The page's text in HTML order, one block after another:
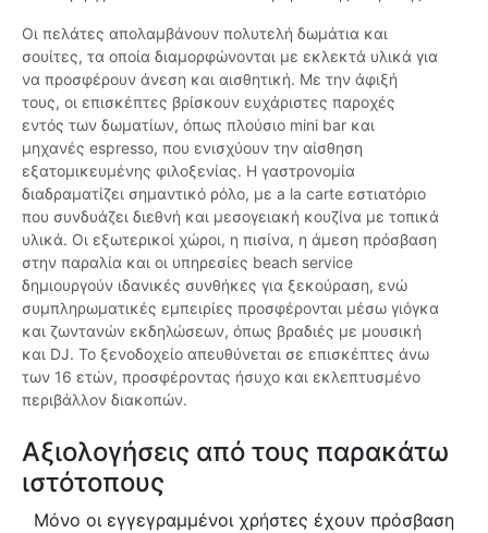
Οι πελάτες απολαμβάνουν πολυτελή δωμάτια και
σουίτες, τα οποία διαμορφώνονται με εκλεκτά υλικά για
να προσφέρουν άνεση και αισθητική. Με την άφιξή
τους, οι επισκέπτες βρίσκουν ευχάριστες παροχές
εντός των δωματίων, όπως πλούσιο mini bar και
μηχανές espresso, που ενισχύουν την αίσθηση
εξατομικευμένης φιλοξενίας. Η γαστρονομία
διαδραματίζει σημαντικό ρόλο, με a la carte εστιατόριο
που συνδυάζει διεθνή και μεσογειακή κουζίνα με τοπικά
υλικά. Οι εξωτερικοί χώροι, η πισίνα, η άμεση πρόσβαση
στην παραλία και οι υπηρεσίες beach service
δημιουργούν ιδανικές συνθήκες για ξεκούραση, ενώ
συμπληρωματικές εμπειρίες προσφέρονται μέσω γιόγκα
και ζωντανών εκδηλώσεων, όπως βραδιές με μουσική
και DJ. Το ξενοδοχείο απευθύνεται σε επισκέπτες άνω
των 16 ετών, προσφέροντας ήσυχο και εκλεπτυσμένο
περιβάλλον διακοπών.
Αξιολογήσεις από τους παρακάτω
ιστότοπους
Μόνο οι εγγεγραμμένοι χρήστες έχουν πρόσβαση